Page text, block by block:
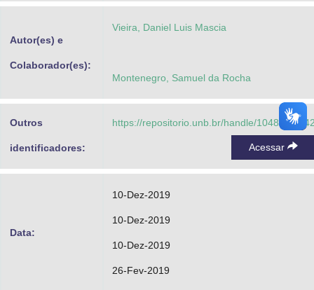
Autor(es) e
Colaborador(es):
Vieira, Daniel Luis Mascia
Montenegro, Samuel da Rocha
Outros
identificadores:
https://repositorio.unb.br/handle/10482/
Acessar
Data:
10-Dez-2019
10-Dez-2019
10-Dez-2019
26-Fev-2019